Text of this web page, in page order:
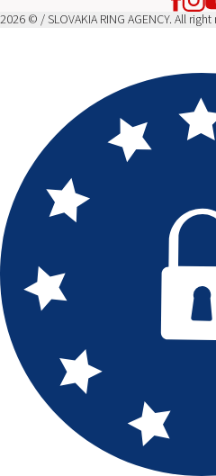
2026 © / SLOVAKIA RING AGENCY. All